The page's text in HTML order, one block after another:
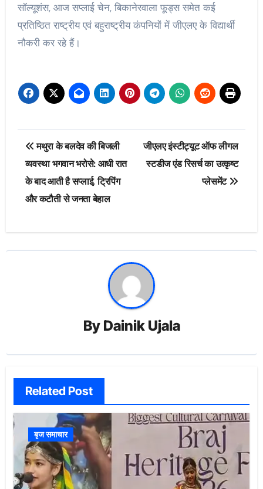
सॉल्यूशंस, आज सप्लाई चेन, बिकानेरवाला फूड्स समेत कई
प्रतिष्ठित राष्ट्रीय एवं बहुराष्ट्रीय कंपनियों में जीएलए के विद्यार्थी
नौकरी कर रहे हैं।
Post
navigation
मथुरा के बलदेव की बिजली
व्यवस्था भगवान भरोसे: आधी रात
के बाद आती है सप्लाई, ट्रिपिंग
और कटौती से जनता बेहाल
जीएलए इंस्टीट्यूट ऑफ लीगल
स्टडीज एंड रिसर्च का उत्कृष्ट
प्लेसमेंट
By Dainik Ujala
Related Post
बृज समाचार